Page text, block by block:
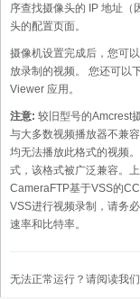
序查找摄像头的 IP 地址（
头的配置页面。
摄像机设置完成后，您可
放录制的视频。 您还可以
Viewer 应用。
注意: 较旧型号的Amcrest
与大多数视频播放器不兼
均无法播放此格式的视频
式，该格式被广泛兼容。
CameraFTP基于VSS的
VSS进行视频录制，请务
速率和比特率。
无法正常运行？请阅读我